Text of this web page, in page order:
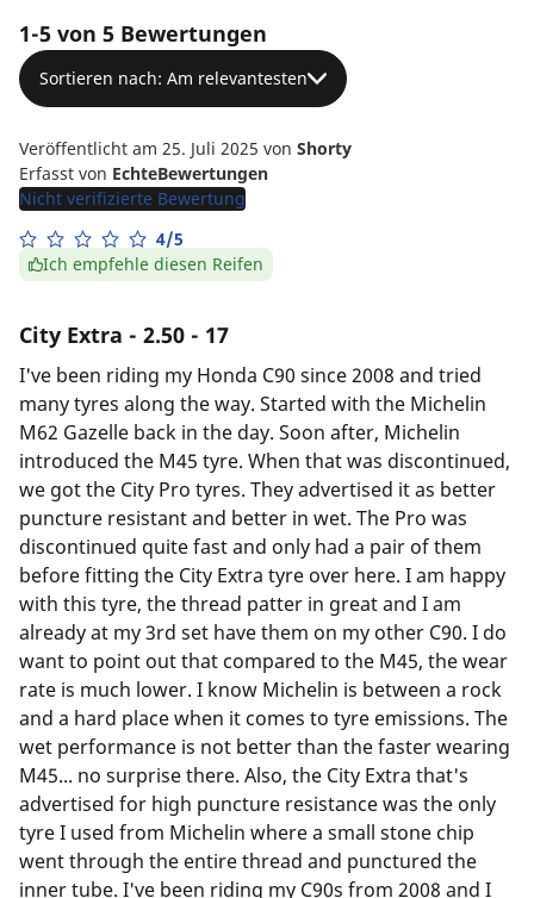
1-5 von 5 Bewertungen
Sortieren nach: Am relevantesten
Veröffentlicht am 25. Juli 2025 von Shorty
Erfasst von EchteBewertungen
Nicht verifizierte Bewertung
4/5
Ich empfehle diesen Reifen
City Extra - 2.50 - 17
I've been riding my Honda C90 since 2008 and tried
many tyres along the way. Started with the Michelin
M62 Gazelle back in the day. Soon after, Michelin
introduced the M45 tyre. When that was discontinued,
we got the City Pro tyres. They advertised it as better
puncture resistant and better in wet. The Pro was
discontinued quite fast and only had a pair of them
before fitting the City Extra tyre over here. I am happy
with this tyre, the thread patter in great and I am
already at my 3rd set have them on my other C90. I do
want to point out that compared to the M45, the wear
rate is much lower. I know Michelin is between a rock
and a hard place when it comes to tyre emissions. The
wet performance is not better than the faster wearing
M45... no surprise there. Also, the City Extra that's
advertised for high puncture resistance was the only
tyre I used from Michelin where a small stone chip
went through the entire thread and punctured the
inner tube. I've been riding my C90s from 2008 and I